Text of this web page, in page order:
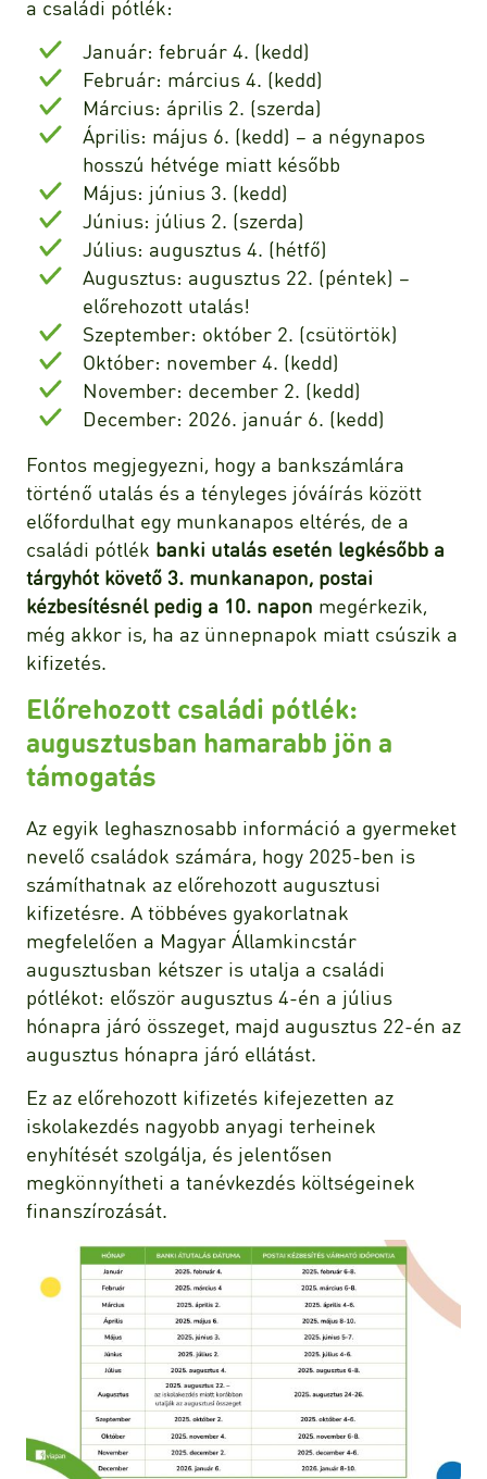
a családi pótlék:
Január: február 4. (kedd)
Február: március 4. (kedd)
Március: április 2. (szerda)
Április: május 6. (kedd) – a négynapos
hosszú hétvége miatt később
Május: június 3. (kedd)
Június: július 2. (szerda)
Július: augusztus 4. (hétfő)
Augusztus: augusztus 22. (péntek) –
előrehozott utalás!
Szeptember: október 2. (csütörtök)
Október: november 4. (kedd)
November: december 2. (kedd)
December: 2026. január 6. (kedd)
Fontos megjegyezni, hogy a bankszámlára
történő utalás és a tényleges jóváírás között
előfordulhat egy munkanapos eltérés, de a
családi pótlék banki utalás esetén legkésőbb a
tárgyhót követő 3. munkanapon, postai
kézbesítésnél pedig a 10. napon megérkezik,
még akkor is, ha az ünnepnapok miatt csúszik a
kifizetés.
Előrehozott családi pótlék:
augusztusban hamarabb jön a
támogatás
Az egyik leghasznosabb információ a gyermeket
nevelő családok számára, hogy 2025-ben is
számíthatnak az előrehozott augusztusi
kifizetésre. A többéves gyakorlatnak
megfelelően a Magyar Államkincstár
augusztusban kétszer is utalja a családi
pótlékot: először augusztus 4-én a július
hónapra járó összeget, majd augusztus 22-én az
augusztus hónapra járó ellátást.
Ez az előrehozott kifizetés kifejezetten az
iskolakezdés nagyobb anyagi terheinek
enyhítését szolgálja, és jelentősen
megkönnyítheti a tanévkezdés költségeinek
finanszírozását.